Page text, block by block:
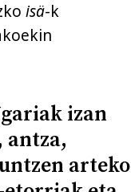
isä-k
izan
antza,
arteko